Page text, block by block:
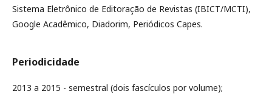
Sistema Eletrônico de Editoração de Revistas (IBICT/MCTI),
Google Acadêmico, Diadorim, Periódicos Capes.
Periodicidade
2013 a 2015 - semestral (dois fascículos por volume);